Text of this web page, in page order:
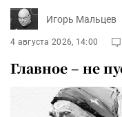
Игорь Мальцев
4 августа 2026, 14:00
Главное – не